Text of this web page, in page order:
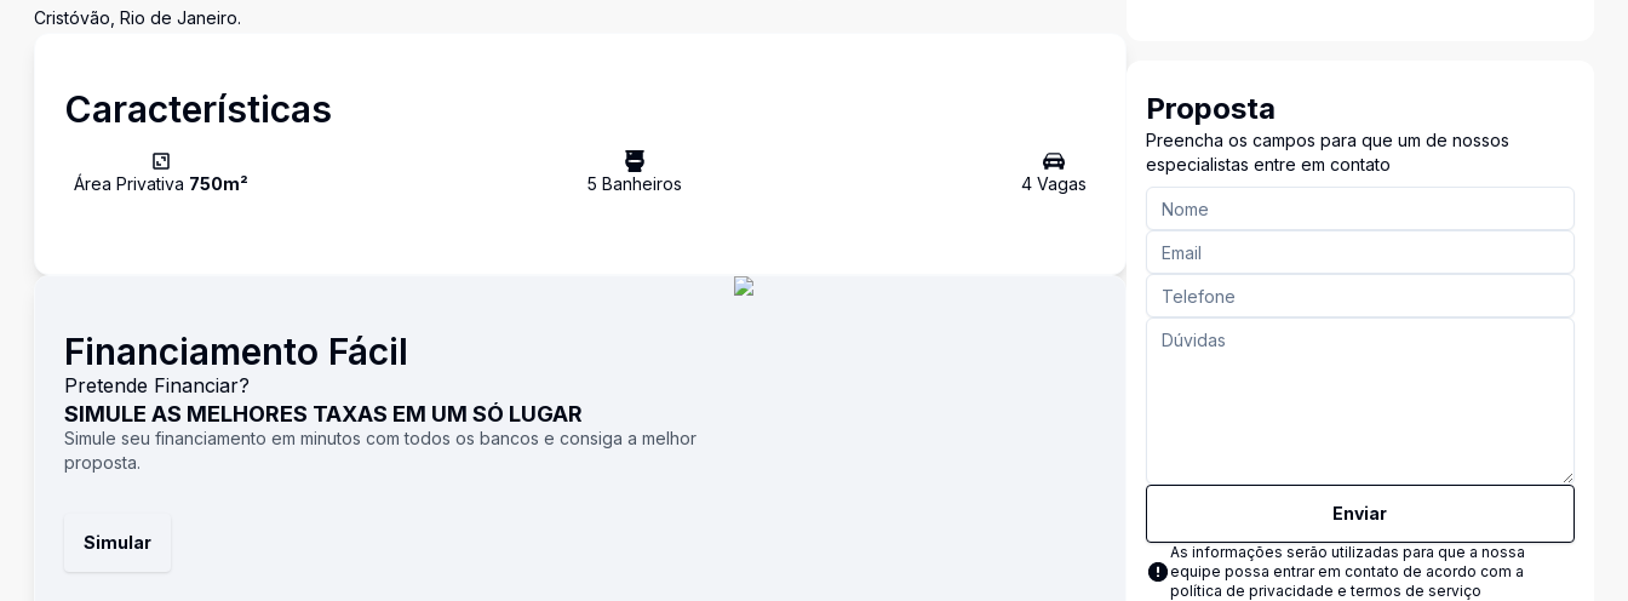
Cristóvão, Rio de Janeiro.
Características
Área Privativa 750m² 5 Banheiros 4Vagas
Financiamento Fácil
Pretende Financiar?
SIMULE AS MELHORES TAXAS EM UM SÓ LUGAR
Simule seu financiamento em minutos com todos os bancos e consiga a melhor
proposta.
Simular
Proposta
Preencha os campos para que um de nossos
especialistas entre em contato
Enviar
As informações serão utilizadas para que a nossa
equipe possa entrar em contato de acordo com a
política de privacidade e termos de serviço